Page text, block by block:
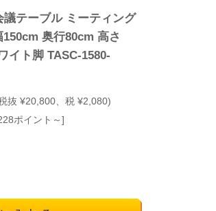
テーブル ミーティング
奥行80cm 高さ
イト脚 TASC-1580-
抜 ¥20,800、税 ¥2,080)
ポイント～]